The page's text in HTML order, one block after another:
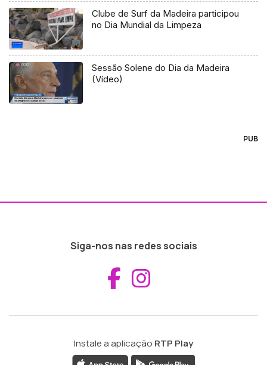
Clube de Surf da Madeira participou
no Dia Mundial da Limpeza
Sessão Solene do Dia da Madeira
(Vídeo)
PUB
Siga-nos nas redes sociais
Aceder ao
Instale a aplicação RTP Play